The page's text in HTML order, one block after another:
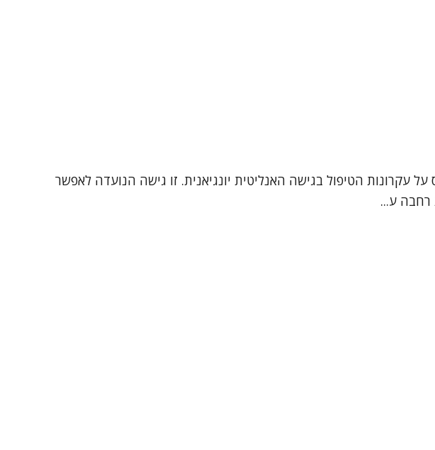
עקרונות הטיפול בגישה האנליטית יונגיאנית. זו גישה הנועדה לאפשר
רחבה ע...